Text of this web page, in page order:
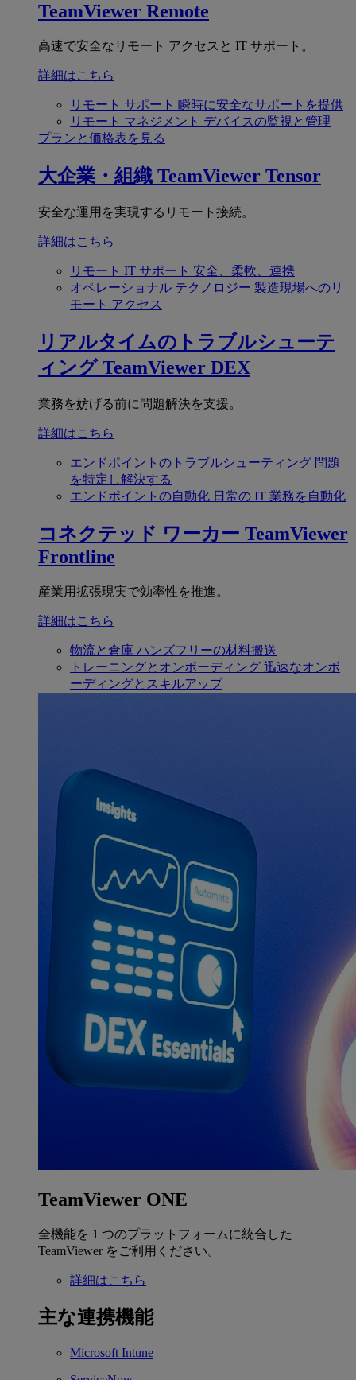
TeamViewer Remote
高速で安全なリモート アクセスと IT サポート。
詳細はこちら
リモート サポート 瞬時に安全なサポートを提供
リモート マネジメント デバイスの監視と管理
プランと価格表を見る
大企業・組織 TeamViewer Tensor
安全な運用を実現するリモート接続。
詳細はこちら
リモート IT サポート 安全、柔軟、連携
オペレーショナル テクノロジー 製造現場へのリ
モート アクセス
リアルタイムのトラブルシューテ
ィング TeamViewer DEX
業務を妨げる前に問題解決を支援。
詳細はこちら
エンドポイントのトラブルシューティング 問題
を特定し解決する
エンドポイントの自動化 日常の IT 業務を自動化
コネクテッド ワーカー TeamViewer
Frontline
産業用拡張現実で効率性を推進。
詳細はこちら
物流と倉庫 ハンズフリーの材料搬送
トレーニングとオンボーディング 迅速なオンボ
ーディングとスキルアップ
TeamViewer ONE
全機能を 1 つのプラットフォームに統合した
TeamViewer をご利用ください。
詳細はこちら
主な連携機能
Microsoft Intune